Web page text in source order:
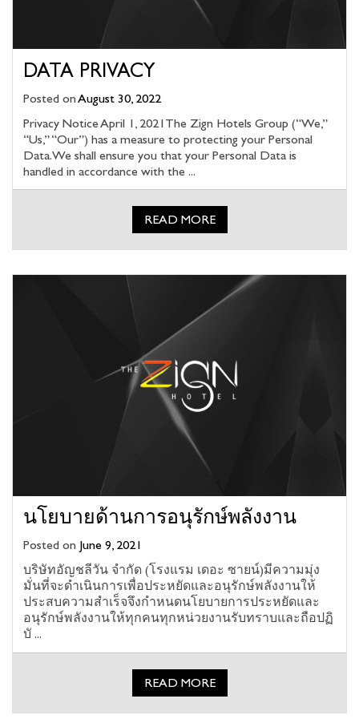
DATA PRIVACY
Posted onAugust 30, 2022
Privacy Notice April 1, 2021The Zign Hotels Group (“We,”
“Us,” “Our”) has a measure to protecting your Personal
Data. We shall ensure you that your Personal Data is
handled in accordance with the ...
READ MORE
นโยบายด้านการอนุรักษ์พลังงาน
Posted on June 9, 2021
บริษัทอัญชลีวัน จำกัด (โรงแรม เดอะ ซายน์)มีความมุ่ง
มั่นที่จะดำเนินการเพื่อประหยัดและอนุรักษ์พลังงานให้
ประสบความสำเร็จจึงกำหนดนโยบายการประหยัดและ
อนุรักษ์พลังงานให้ทุกคนทุกหน่วยงานรับทราบและถือปฏิ
บั ...
READ MORE